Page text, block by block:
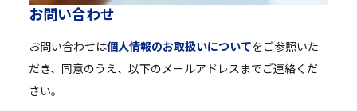
お問い合わせ
お問い合わせは個人情報のお取扱いについてをご参照いた
だき、同意のうえ、以下のメールアドレスまでご連絡くだ
さい。